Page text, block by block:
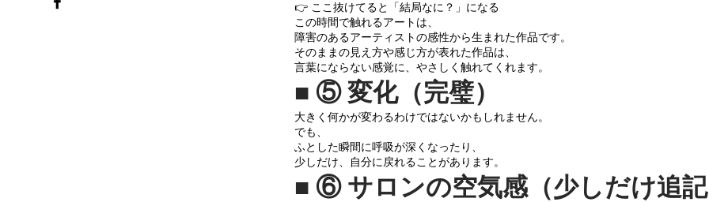
👉 ここ抜けてると「結局なに？」になる
この時間で触れるアートは、
障害のあるアーティストの感性から生まれた作品です。
そのままの見え方や感じ方が表れた作品は、
言葉にならない感覚に、やさしく触れてくれます。
■ ⑤ 変化（完璧）
大きく何かが変わるわけではないかもしれません。
でも、
ふとした瞬間に呼吸が深くなったり、
少しだけ、自分に戻れることがあります。
■ ⑥ サロンの空気感（少しだけ追